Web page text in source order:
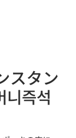
スタン
즉석